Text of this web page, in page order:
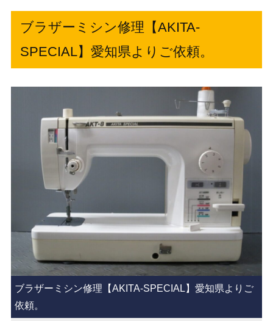
ブラザーミシン修理【AKITA-
SPECIAL】愛知県よりご依頼。
ブラザーミシン修理【AKITA-SPECIAL】愛知県よりご
依頼。